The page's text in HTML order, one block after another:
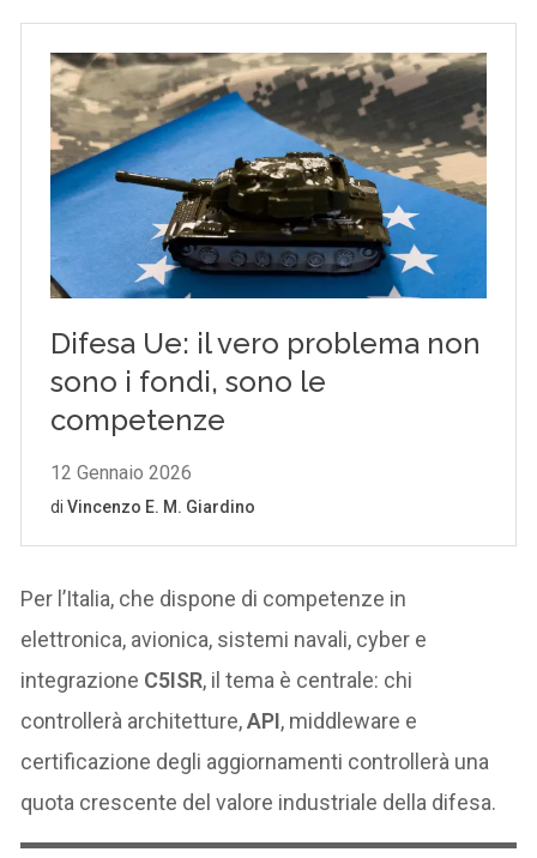
Per l’Italia, che dispone di competenze in
elettronica, avionica, sistemi navali, cyber e
integrazione C5ISR, il tema è centrale: chi
controllerà architetture,API, middleware e
certificazione degli aggiornamenti controllerà una
quota crescente del valore industriale della difesa.